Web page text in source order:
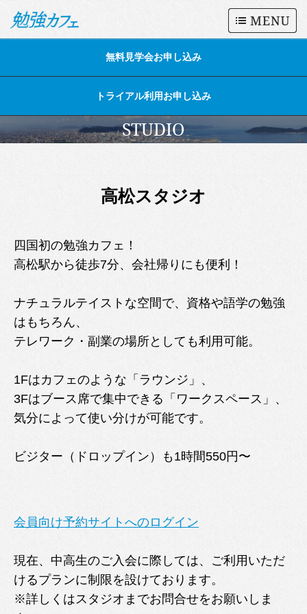
無料見学会お申し込み
トライアル利用お申し込み
STUDIO
高松スタジオ
四国初の勉強カフェ！
高松駅から徒歩7分、会社帰りにも便利！
ナチュラルテイストな空間で、資格や語学の勉強
はもちろん、
テレワーク・副業の場所としても利用可能。
1Fはカフェのような「ラウンジ」、
3Fはブース席で集中できる「ワークスペース」、
気分によって使い分けが可能です。
ビジター（ドロップイン）も1時間550円〜
会員向け予約サイトへのログイン
現在、中高生のご入会に際しては、ご利用いただ
けるプランに制限を設けております。
※詳しくはスタジオまでお問合せをお願いしま